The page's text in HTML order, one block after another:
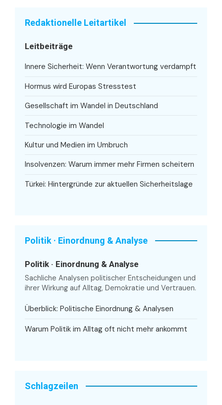
Redaktionelle Leitartikel
Leitbeiträge
Innere Sicherheit: Wenn Verantwortung verdampft
Hormus wird Europas Stresstest
Gesellschaft im Wandel in Deutschland
Technologie im Wandel
Kultur und Medien im Umbruch
Insolvenzen: Warum immer mehr Firmen scheitern
Türkei: Hintergründe zur aktuellen Sicherheitslage
Politik · Einordnung & Analyse
Politik · Einordnung & Analyse
Sachliche Analysen politischer Entscheidungen und
ihrer Wirkung auf Alltag, Demokratie und Vertrauen.
Überblick: Politische Einordnung & Analysen
Warum Politik im Alltag oft nicht mehr ankommt
Schlagzeilen